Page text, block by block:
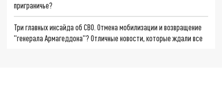
приграничье?
Три главных инсайда об СВО. Отмена мобилизации и возвращение
"генерала Армагеддона"? Отличные новости, которые ждали все